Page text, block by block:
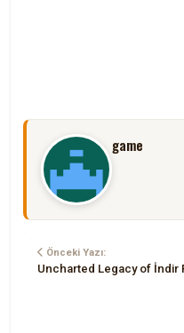
game
Önceki Yazı:
Uncharted Legacy of İndir